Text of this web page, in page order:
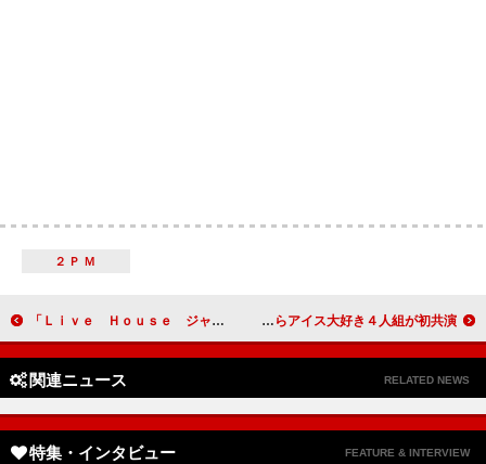
２ＰＭ
「Ｌｉｖｅ Ｈｏｕｓｅ ジャニーズ銀座」制作発表詳報 ジャニーズＪｒ．４人がサーティワンＣＭ出演 松村、重岡らアイス大好き４人組が初共演
関連ニュース RELATED NEWS
特集・インタビュー FEATURE & INTERVIEW